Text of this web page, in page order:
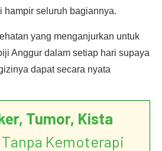
hampir seluruh bagiannya.
yang menganjurkan untuk
Anggur dalam setiap hari supaya
dapat secara nyata
Tumor, Kista
Kemoterapi